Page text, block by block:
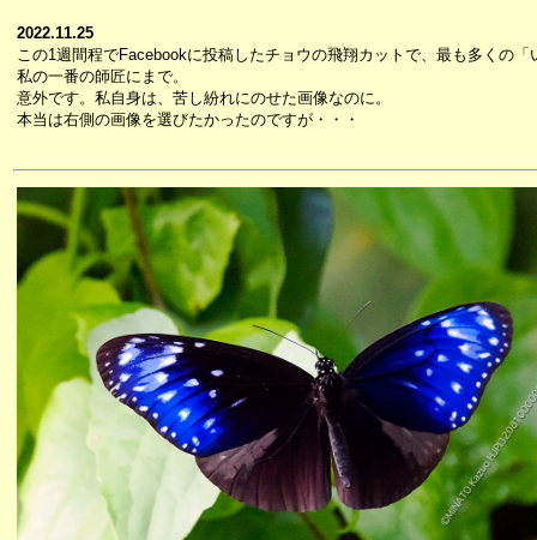
2022.11.25
この1週間程でFacebookに投稿したチョウの飛翔カットで、最も多くの
私の一番の師匠にまで。
意外です。私自身は、苦し紛れにのせた画像なのに。
本当は右側の画像を選びたかったのですが・・・